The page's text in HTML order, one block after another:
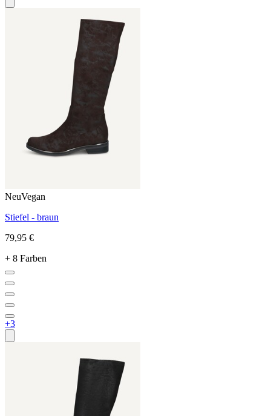
NeuVegan
Stiefel - braun
79,95 €
+ 8 Farben
+3